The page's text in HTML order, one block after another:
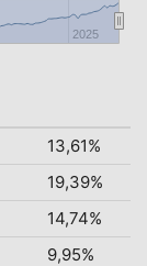
2025
13,61%
19,39%
14,74%
9,95%